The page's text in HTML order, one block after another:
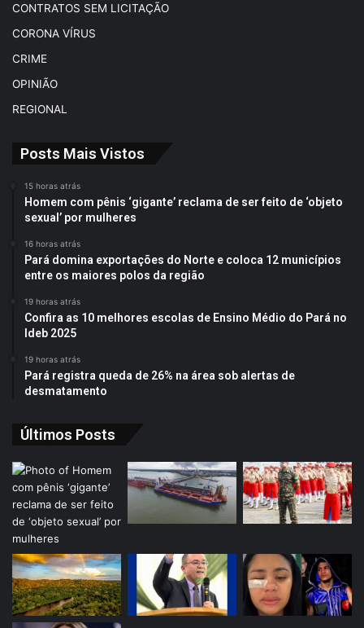
CONTRATOS SEM LICITAÇÃO
CORONA VÍRUS
CRIME
OPINIÃO
REGIONAL
Posts Mais Vistos
15 horas atrás
Homem com pênis ‘gigante’ reclama de ser feito de ‘objeto
sexual’ por mulheres
16 horas atrás
Pará domina exportações do Norte e coloca 12 municípios
entre os maiores polos da região
19 horas atrás
Confira as 10 melhores escolas de Ensino Médio do Pará no
Ideb 2025
19 horas atrás
Pará registra queda de 26% na área sob alertas de
desmatamento
Últimos Posts